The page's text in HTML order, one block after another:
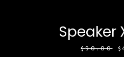
Speaker
$90.00 $